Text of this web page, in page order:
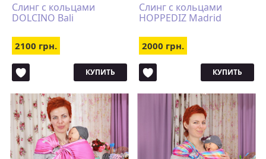
Слинг с кольцами
DOLCINO Bali
2100 грн.
КУПИТЬ
Слинг с кольцами
HOPPEDIZ Madrid
2000 грн.
КУПИТЬ